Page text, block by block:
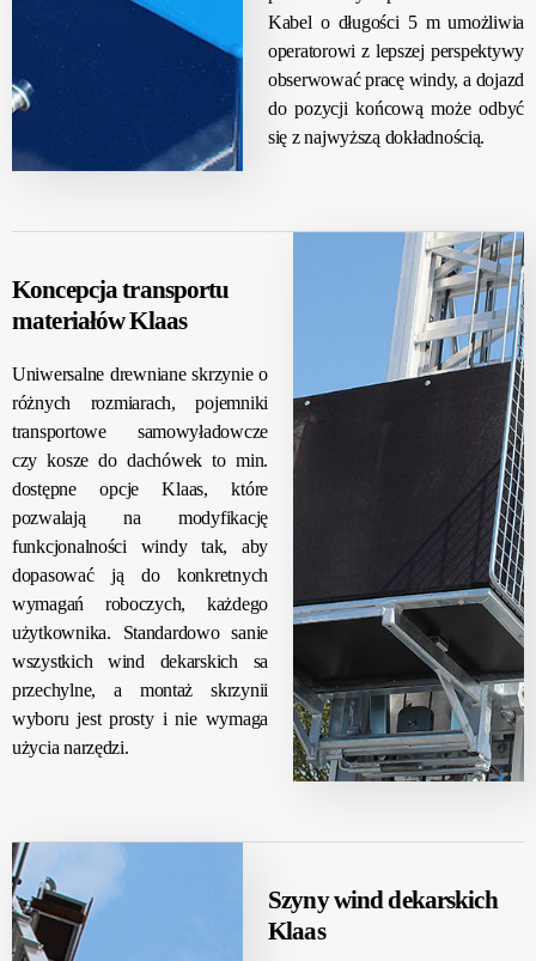
Kabel o długości 5 m umożliwia
operatorowi z lepszej perspektywy
obserwować pracę windy, a dojazd
do pozycji końcową może odbyć
się z najwyższą dokładnością.
Koncepcja transportu
materiałów Klaas
Uniwersalne drewniane skrzynie o
różnych rozmiarach, pojemniki
transportowe samowyładowcze
czy kosze do dachówek to min.
dostępne opcje Klaas, które
pozwalają na modyfikację
funkcjonalności windy tak, aby
dopasować ją do konkretnych
wymagań roboczych, każdego
użytkownika. Standardowo sanie
wszystkich wind dekarskich sa
przechylne, a montaż skrzynii
wyboru jest prosty i nie wymaga
użycia narzędzi.
Szyny wind dekarskich
Klaas